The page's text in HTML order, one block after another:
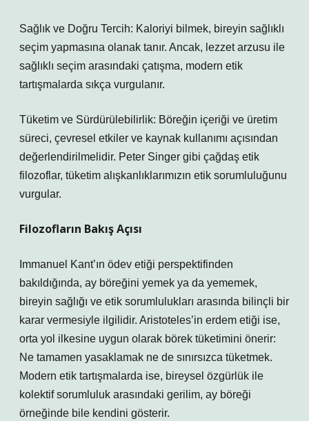
Sağlık ve Doğru Tercih: Kaloriyi bilmek, bireyin sağlıklı
seçim yapmasına olanak tanır. Ancak, lezzet arzusu ile
sağlıklı seçim arasındaki çatışma, modern etik
tartışmalarda sıkça vurgulanır.
Tüketim ve Sürdürülebilirlik: Böreğin içeriği ve üretim
süreci, çevresel etkiler ve kaynak kullanımı açısından
değerlendirilmelidir. Peter Singer gibi çağdaş etik
filozoflar, tüketim alışkanlıklarımızın etik sorumluluğunu
vurgular.
Filozofların Bakış Açısı
Immanuel Kant’ın ödev etiği perspektifinden
bakıldığında, ay böreğini yemek ya da yememek,
bireyin sağlığı ve etik sorumlulukları arasında bilinçli bir
karar vermesiyle ilgilidir. Aristoteles’in erdem etiği ise,
orta yol ilkesine uygun olarak börek tüketimini önerir:
Ne tamamen yasaklamak ne de sınırsızca tüketmek.
Modern etik tartışmalarda ise, bireysel özgürlük ile
kolektif sorumluluk arasındaki gerilim, ay böreği
örneğinde bile kendini gösterir.